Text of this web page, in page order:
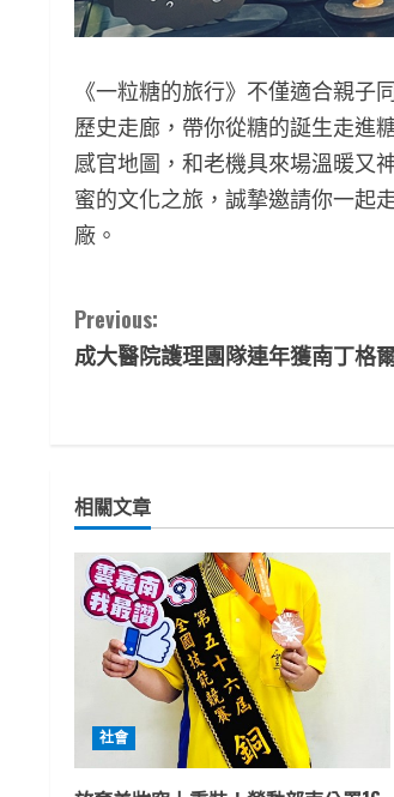
《一粒糖的旅行》不僅適合親
歷史走廊，帶你從糖的誕生走進
感官地圖，和老機具來場溫暖又
蜜的文化之旅，誠摯邀請你一起
廠。
C
o
i
n
u
R
e
Previous:
成大醫院護理團隊連年獲南丁格
相關文章
社會